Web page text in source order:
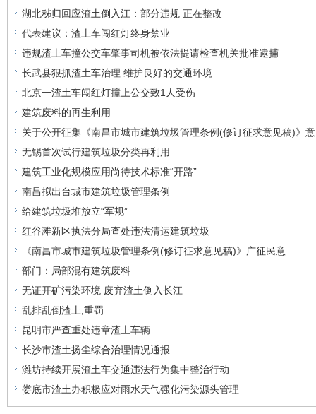
湖北秭归回应渣土倒入江：部分违规 正在整改
代表建议：渣土车闯红灯终身禁业
违规渣土车撞公交车肇事司机被依法提请检查机关批准逮捕
长武县狠抓渣土车治理 维护良好的交通环境
北京一渣土车闯红灯撞上公交致1人受伤
建筑废料的再生利用
关于公开征集《南昌市城市建筑垃圾管理条例(修订征求意见稿)》
无锡首次试行建筑垃圾分类再利用
建筑工业化规模应用尚待技术标准“开路”
南昌拟出台城市建筑垃圾管理条例
给建筑垃圾堆放立“军规”
红谷滩新区执法分局查处违法清运建筑垃圾
《南昌市城市建筑垃圾管理条例(修订征求意见稿)》广征民意
部门：局部混有建筑废料
无证开矿污染环境 废弃渣土倒入长江
乱排乱倒渣土,重罚
昆明市严查重处违章渣土车辆
长沙市渣土扬尘综合治理情况通报
潍坊持续开展渣土车交通违法行为集中整治行动
娄底市渣土办积极应对雨水天气强化污染源头管理